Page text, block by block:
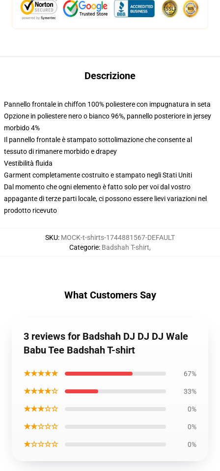
Descrizione
Pannello frontale in chiffon 100% poliestere con impugnatura in seta
Opzione in poliestere nero o bianco 96%, pannello posteriore in jersey
morbido 4%
Il pannello frontale è stampato sottolimazione che consente al
tessuto di rimanere morbido e drapey
Vestibilità fluida
Garment completamente costruito e stampato negli Stati Uniti
Dal momento che ogni elemento è fatto solo per voi dal vostro
appagante di terze parti locale, ci possono essere lievi variazioni nel
prodotto ricevuto
SKU: MOCK-t-shirts-1744881567-DEFAULT
Categorie: Badshah T-shirt,
What Customers Say
3 reviews for Badshah DJ DJ DJ Wale
Babu Tee Badshah T-shirt
★★★★★ 67%
★★★★☆ 33%
★★★☆☆ 0%
★★☆☆☆ 0%
★☆☆☆☆ 0%